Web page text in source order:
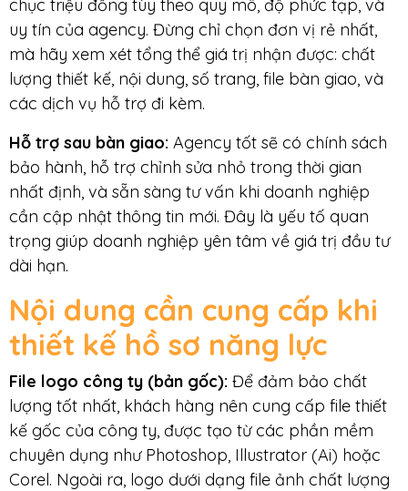
chục triệu đồng tùy theo quy mô, độ phức tạp, và
uy tín của agency. Đừng chỉ chọn đơn vị rẻ nhất,
mà hãy xem xét tổng thể giá trị nhận được: chất
lượng thiết kế, nội dung, số trang, file bàn giao, và
các dịch vụ hỗ trợ đi kèm.
Hỗ trợ sau bàn giao: Agency tốt sẽ có chính sách
bảo hành, hỗ trợ chỉnh sửa nhỏ trong thời gian
nhất định, và sẵn sàng tư vấn khi doanh nghiệp
cần cập nhật thông tin mới. Đây là yếu tố quan
trọng giúp doanh nghiệp yên tâm về giá trị đầu tư
dài hạn.
Nội dung cần cung cấp khi
thiết kế hồ sơ năng lực
File logo công ty (bản gốc): Để đảm bảo chất
lượng tốt nhất, khách hàng nên cung cấp file thiết
kế gốc của công ty, được tạo từ các phần mềm
chuyên dụng như Photoshop, Illustrator (Ai) hoặc
Corel. Ngoài ra, logo dưới dạng file ảnh chất lượng